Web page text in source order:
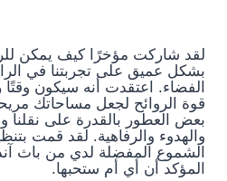
لقد شاركت مؤخرًا كيف يمكن
بشكل عميق على تجربتنا في
الفضاء. اعتقدت أنه سيكون وقتًا
قوة الروائح لجعل مساحاتك
بعض العطور بالقدرة على نقلنا
والهدوء والرفاهية. لقد قمت
الشموع المفضلة لدي من باث
المؤكد أن أي أم ستحبها.